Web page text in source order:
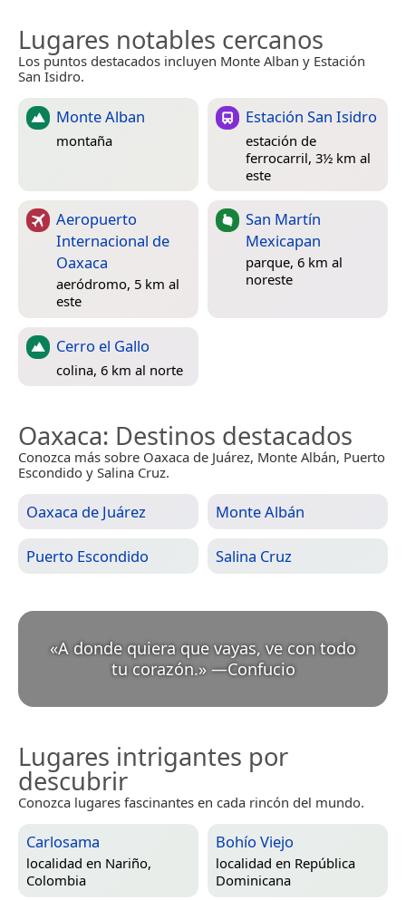
Lugares notables cercanos
Los puntos destacados incluyen Monte Alban y Estación
San Isidro.
Monte Alban
montaña
Estación San Isidro
estación de
ferrocarril, 3½ km al
este
Aeropuerto
Internacional de
Oaxaca
aeródromo, 5 km al
este
San Martín
Mexicapan
parque, 6 km al
noreste
Cerro el Gallo
colina, 6 km al norte
Oaxaca: Destinos destacados
Conozca más sobre Oaxaca de Juárez, Monte Albán, Puerto
Escondido y Salina Cruz.
Oaxaca de Juárez Monte Albán
Puerto Escondido Salina Cruz
«A donde quiera que vayas, ve con todo
tu corazón.» —Confucio
Lugares intrigantes por
descubrir
Conozca lugares fascinantes en cada rincón del mundo.
Carlosama
localidad en Nariño,
Colombia
Bohío Viejo
localidad en República
Dominicana